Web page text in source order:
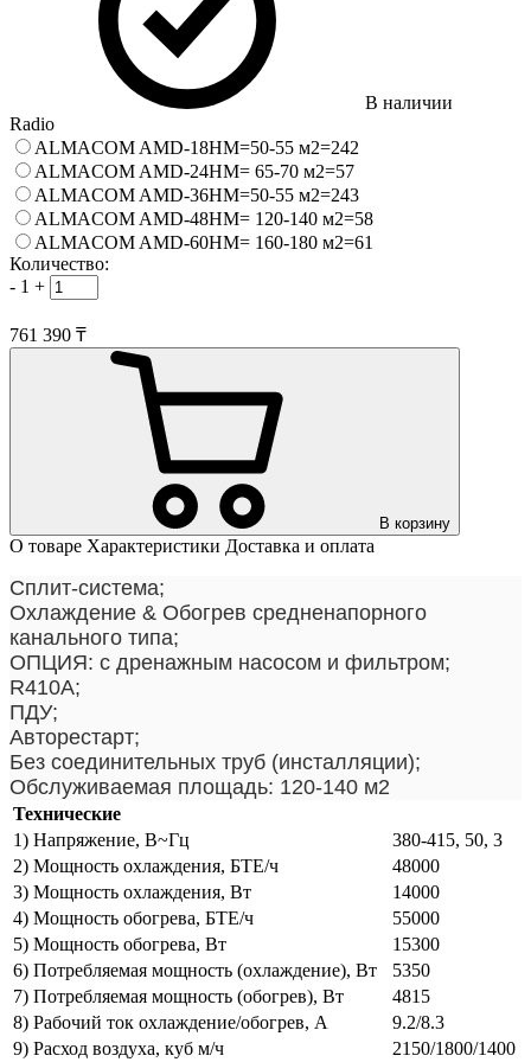
В наличии
Radio
ALMACOM AMD-18HМ=50-55 м2=242
ALMACOM AMD-24HМ= 65-70 м2=57
ALMACOM AMD-36HМ=50-55 м2=243
ALMACOM AMD-48HМ= 120-140 м2=58
ALMACOM AMD-60HМ= 160-180 м2=61
Количество:
- 1 +
761 390 ₸
В корзину
О товаре Характеристики Доставка и оплата
Сплит-система;
Охлаждение & Обогрев средненапорного
канального типа;
ОПЦИЯ: с дренажным насосом и фильтром;
R410А;
ПДУ;
Авторестарт;
Без соединительных труб (инсталляции);
Обслуживаемая площадь: 120-140 м2
Технические
1) Напряжение, В~Гц
380-415, 50, 3
2) Мощность охлаждения, БТЕ/ч
48000
3) Мощность охлаждения, Вт
14000
4) Мощность обогрева, БТЕ/ч
55000
5) Мощность обогрева, Вт
15300
6) Потребляемая мощность (охлаждение), Вт
5350
7) Потребляемая мощность (обогрев), Вт
4815
8) Рабочий ток охлаждение/обогрев, А
9.2/8.3
9) Расход воздуха, куб м/ч
2150/1800/1400